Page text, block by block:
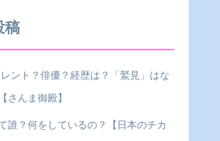
稿
ント？俳優？経歴は？「鷲見」はな
さんま御殿】
誰？何をしているの？【日本のチカ